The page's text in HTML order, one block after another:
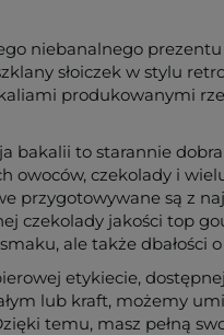
niebanalnego
słoiczek w stylu
produkowanymi
bakalii to starannie
owoców, czekolady i
przygotowywane są z
czekolady jakości top
ale także dbałości
etykiecie,
lub kraft, możemy
temu, masz pełną